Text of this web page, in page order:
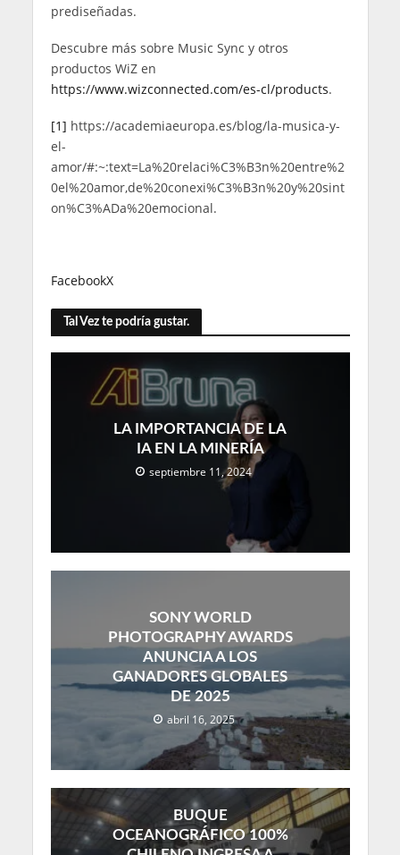
prediseñadas.
Descubre más sobre Music Sync y otros
productos WiZ en
https://www.wizconnected.com/es-cl/products.
[1] https://academiaeuropa.es/blog/la-musica-y-
el-
amor/#:~:text=La%20relaci%C3%B3n%20entre%2
0el%20amor,de%20conexi%C3%B3n%20y%20sint
on%C3%ADa%20emocional.
FacebookX
Tal Vez te podría gustar.
LA IMPORTANCIA DE LA
IA EN LA MINERÍA
septiembre 11, 2024
SONY WORLD
PHOTOGRAPHY AWARDS
ANUNCIA A LOS
GANADORES GLOBALES
DE 2025
abril 16, 2025
BUQUE
OCEANOGRÁFICO 100%